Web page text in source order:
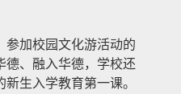
参加校园文化游活动的
德、融入华德，学校还
生入学教育第一课。